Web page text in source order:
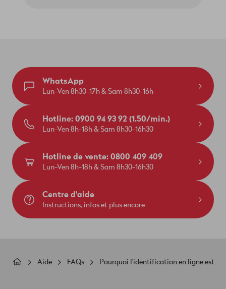
WhatsApp
Lun-Ven 8h30-17h & Sam 8h30-16h
Hotline: 0900 94 93 92 (1.50/min.)
Lun-Ven 8h-18h & Sam 8h30-16h30
Hotline de vente: 0800 409 409
Lun-Ven 8h-18h & Sam 8h30-16h30
Centre d'aide
Instructions, infos et plus encore
Fil
Aide FAQs Pourquoi l'identification en ligne est-